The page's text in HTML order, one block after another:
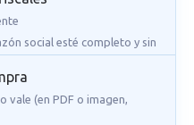
social esté completo y sin
vale (en PDF o imagen,